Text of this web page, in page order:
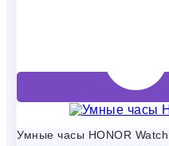
Умные часы HONOR